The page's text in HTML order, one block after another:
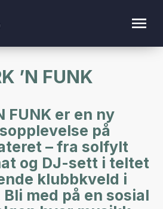
’N FUNK
FUNK er en ny
på
– fra solfylt
og DJ-sett i teltet
klubbkveld i
med på en sosial